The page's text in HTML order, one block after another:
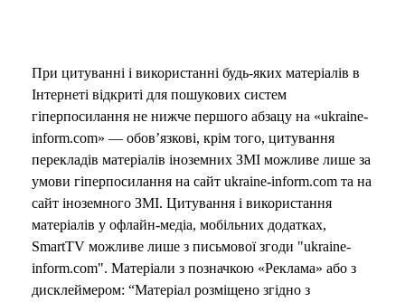
При цитуванні і використанні будь-яких матеріалів в
Інтернеті відкриті для пошукових систем
гіперпосилання не нижче першого абзацу на «ukraine-
inform.com» — обов’язкові, крім того, цитування
перекладів матеріалів іноземних ЗМІ можливе лише за
умови гіперпосилання на сайт ukraine-inform.com та на
сайт іноземного ЗМІ. Цитування і використання
матеріалів у офлайн-медіа, мобільних додатках,
SmartTV можливе лише з письмової згоди "ukraine-
inform.com". Матеріали з позначкою «Реклама» або з
дисклеймером: “Матеріал розміщено згідно з